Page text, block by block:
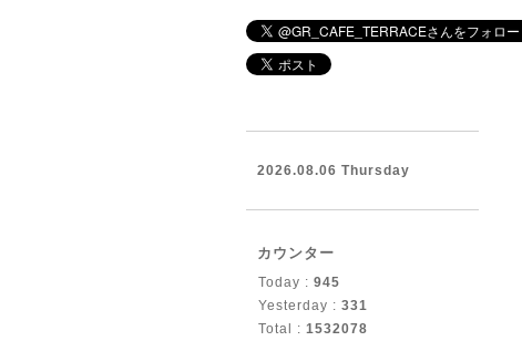
2026.08.06 Thursday
カウンター
Today : 945
Yesterday : 331
Total : 1532078